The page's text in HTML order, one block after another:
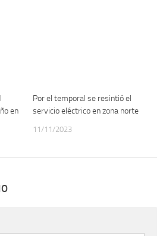
en
Por el temporal se resintió el
servicio eléctrico en zona norte
11/11/2023